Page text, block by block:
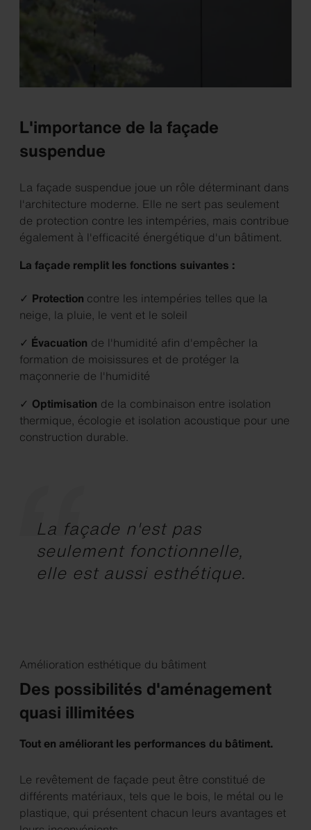
L'importance de la façade
suspendue
La façade suspendue joue un rôle déterminant dans
l'architecture moderne. Elle ne sert pas seulement
de protection contre les intempéries, mais contribue
également à l'efficacité énergétique d'un bâtiment.
La façade remplit les fonctions suivantes :
✓ Protection contre les intempéries telles que la
neige, la pluie, le vent et le soleil
✓ Évacuation de l'humidité afin d'empêcher la
formation de moisissures et de protéger la
maçonnerie de l'humidité
✓ Optimisation de la combinaison entre isolation
thermique, écologie et isolation acoustique pour une
construction durable.
La façade n'est pas
seulement fonctionnelle,
elle est aussi esthétique.
Amélioration esthétique du bâtiment
Des possibilités d'aménagement
quasi illimitées
Tout en améliorant les performances du bâtiment.
Le revêtement de façade peut être constitué de
différents matériaux, tels que le bois, le métal ou le
plastique, qui présentent chacun leurs avantages et